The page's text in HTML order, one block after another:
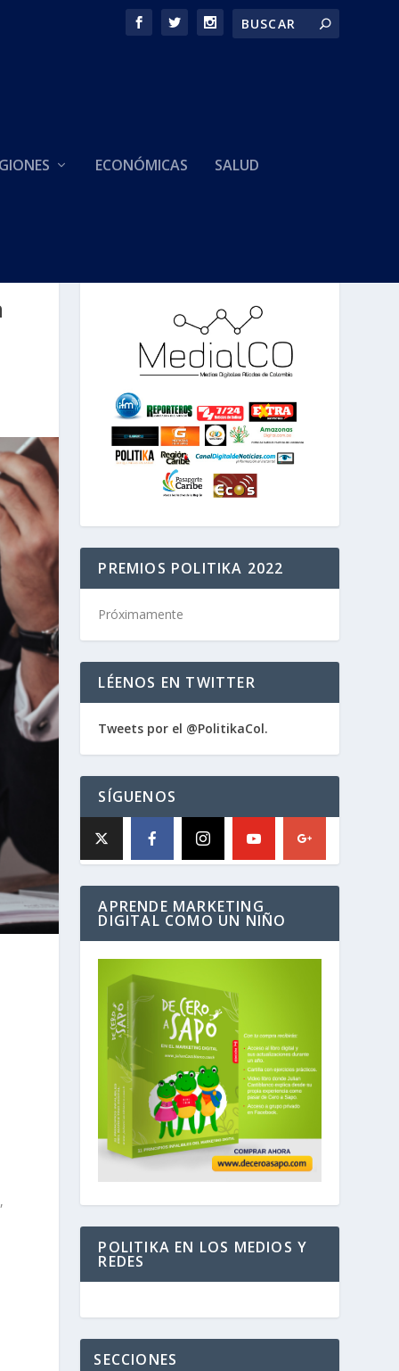
ECONÓMICAS SALUD
PREMIOS POLITIKA 2022
Próximamente
LÉENOS EN TWITTER
Tweets por el @PolitikaCol.
SÍGUENOS
APRENDE MARKETING
DIGITAL COMO UN NIÑO
POLITIKA EN LOS MEDIOS Y
REDES
SECCIONES